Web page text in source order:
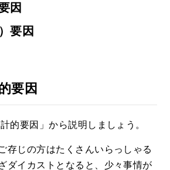
因
要因
要因
的要因」から説明しましょう。
存じの方はたくさんいらっしゃる
ダイカストとなると、少々事情が